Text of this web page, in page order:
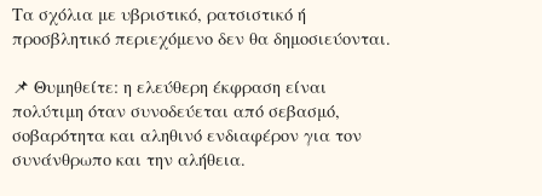
Τα σχόλια με υβριστικό, ρατσιστικό ή
προσβλητικό περιεχόμενο δεν θα δημοσιεύονται.
📌 Θυμηθείτε: η ελεύθερη έκφραση είναι
πολύτιμη όταν συνοδεύεται από σεβασμό,
σοβαρότητα και αληθινό ενδιαφέρον για τον
συνάνθρωπο και την αλήθεια.